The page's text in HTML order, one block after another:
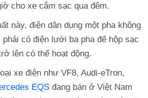
cho xe cắm sạc qua đêm.
này, điện dân dụng một pha không
có điện lưới ba pha để hộp sạc
lên có thể hoạt động.
xe điện như VF8, Audi-eTron,
EQS đang bán ở Việt Nam